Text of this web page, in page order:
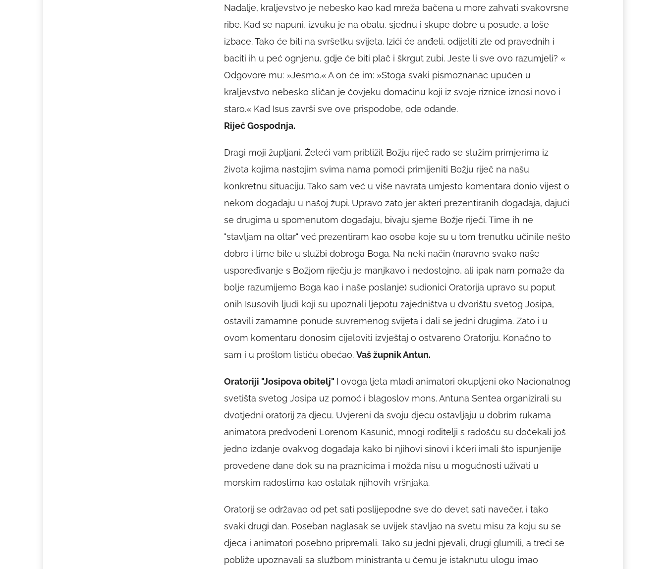
Nadalje, kraljevstvo je nebesko kao kad mreža bačena u more zahvati svakovrsne
ribe. Kad se napuni, izvuku je na obalu, sjednu i skupe dobre u posude, a loše
izbace. Tako će biti na svršetku svijeta. Izići će anđeli, odijeliti zle od pravednih i
baciti ih u peć ognjenu, gdje će biti plač i škrgut zubi. Jeste li sve ovo razumjeli? «
Odgovore mu: »Jesmo.« A on će im: »Stoga svaki pismoznanac upućen u
kraljevstvo nebesko sličan je čovjeku domaćinu koji iz svoje riznice iznosi novo i
staro.« Kad Isus završi sve ove prispodobe, ode odande.
Riječ Gospodnja.
Dragi moji župljani. Želeći vam približit Božju riječ rado se služim primjerima iz
života kojima nastojim svima nama pomoći primijeniti Božju riječ na našu
konkretnu situaciju. Tako sam već u više navrata umjesto komentara donio vijest o
nekom događaju u našoj župi. Upravo zato jer akteri prezentiranih događaja, dajući
se drugima u spomenutom događaju, bivaju sjeme Božje riječi. Time ih ne
"stavljam na oltar" već prezentiram kao osobe koje su u tom trenutku učinile nešto
dobro i time bile u službi dobroga Boga. Na neki način (naravno svako naše
uspoređivanje s Božjom riječju je manjkavo i nedostojno, ali ipak nam pomaže da
bolje razumijemo Boga kao i naše poslanje) sudionici Oratorija upravo su poput
onih Isusovih ljudi koji su upoznali ljepotu zajedništva u dvorištu svetog Josipa,
ostavili zamamne ponude suvremenog svijeta i dali se jedni drugima. Zato i u
ovom komentaru donosim cijeloviti izvještaj o ostvareno Oratoriju. Konačno to
sam i u prošlom listiću obećao. Vaš župnik Antun.
Oratoriji "Josipova obitelj" I ovoga ljeta mladi animatori okupljeni oko Nacionalnog
svetišta svetog Josipa uz pomoć i blagoslov mons. Antuna Sentea organizirali su
dvotjedni oratorij za djecu. Uvjereni da svoju djecu ostavljaju u dobrim rukama
animatora predvođeni Lorenom Kasunić, mnogi roditelji s radošću su dočekali još
jedno izdanje ovakvog događaja kako bi njihovi sinovi i kćeri imali što ispunjenije
provedene dane dok su na praznicima i možda nisu u mogućnosti uživati u
morskim radostima kao ostatak njihovih vršnjaka.
Oratorij se održavao od pet sati poslijepodne sve do devet sati navečer, i tako
svaki drugi dan. Poseban naglasak se uvijek stavljao na svetu misu za koju su se
djeca i animatori posebno pripremali. Tako su jedni pjevali, drugi glumili, a treći se
pobliže upoznavali sa službom ministranta u čemu je istaknutu ulogu imao